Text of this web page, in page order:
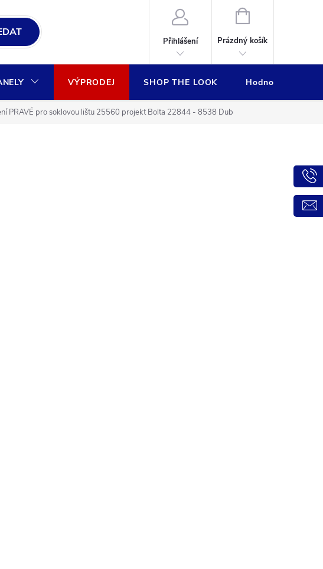
Přihlášení
NÁKUPNÍ
Prázdný košík
VÝPRODEJ SHOP THE LOOK Hodnocení
PRAVÉ pro soklovou lištu 25560 projekt Bolta 22844 - 8538 Dub